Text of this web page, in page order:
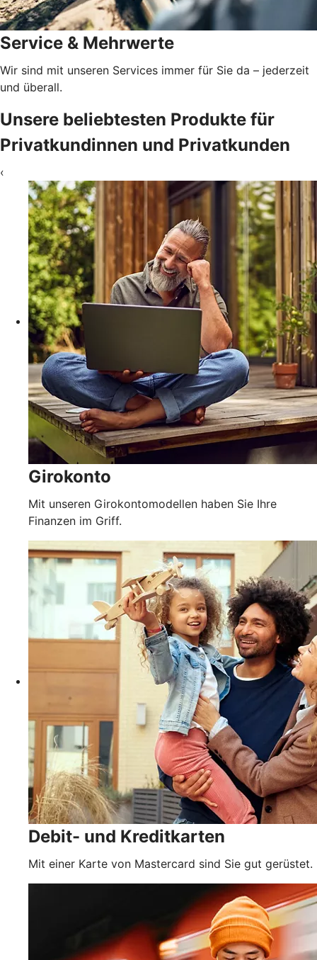
Service & Mehrwerte
Wir sind mit unseren Services immer für Sie da – jederzeit
und überall.
Unsere beliebtesten Produkte für
Privatkundinnen und Privatkunden
‹
Girokonto
Mit unseren Girokontomodellen haben Sie Ihre
Finanzen im Griff.
Debit- und Kreditkarten
Mit einer Karte von Mastercard sind Sie gut gerüstet.